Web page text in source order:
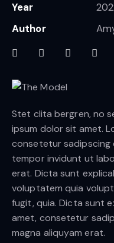
Year
Author
Stet clita bergren, no
ipsum dolor sit amet.
consetetur sadipscing
tempor invidunt ut
erat. Dicta sunt
voluptatem quia
fugit, quia. Dicta sunt
amet, consetetur
magna aliquyam erat.